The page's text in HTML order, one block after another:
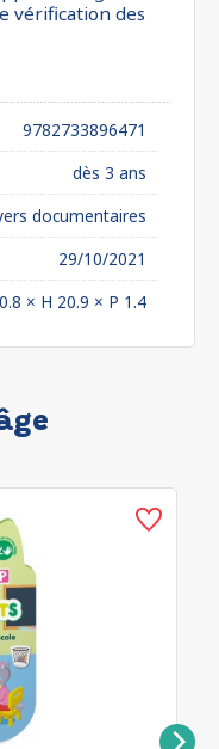
vérification des
9782733896471
dès 3 ans
documentaires
29/10/2021
× H 20.9 × P 1.4